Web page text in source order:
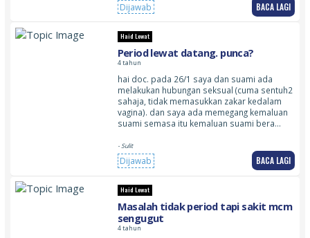
Dijawab BACA LAGI
Haid Lewat
Period lewat datang. punca?
4 tahun
hai doc. pada 26/1 saya dan suami ada
melakukan hubungan seksual (cuma sentuh2
sahaja, tidak memasukkan zakar kedalam
vagina). dan saya ada memegang kemaluan
suami semasa itu kemaluan suami bera…
- Sulit
Dijawab BACA LAGI
Haid Lewat
Masalah tidak period tapi sakit mcm
sengugut
4 tahun